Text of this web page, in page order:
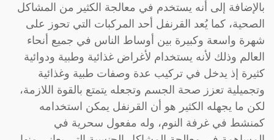
بالإضافة إلى أنه يستخدم في معالجة الكثير من المشاكل
الصحية، كما يُعد القرنفل أحد المركبات التي تحوز على
شهرة واسعة وكبيرة بين أوساط الناس في جميع أنحاء
العالم وذلك لأنه يستخدام لأغراض غذائية وطبية ودوائية
كثيرة إذ يدخل في تركيب عدة وصفات طبية وغذائية
وتجميلية تعزز صحة الجسم وتجعله يتمتع بالقوة اللازمة،
لكن ما يجهله الكثير هو أن القرنفل يمكن استخدامه
كمنشط في غرفة النوم، وله مفعول سحرية في